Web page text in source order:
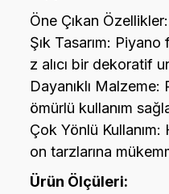
Öne Çıkan Özellikler:
Şık Tasarım:
z alıcı bir dekoratif
Dayanıklı
ömürlü kullanım
Çok Yönlü
on tarzlarına
Ürün Ölçüleri: